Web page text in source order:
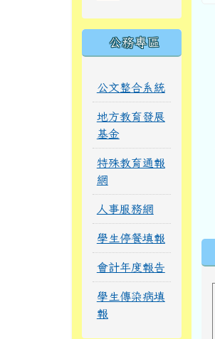
公務專區
公文整合系統
地方教育發展
基金
特殊教育通報
網
人事服務網
學生停餐填報
會計年度報告
學生傳染病填
報